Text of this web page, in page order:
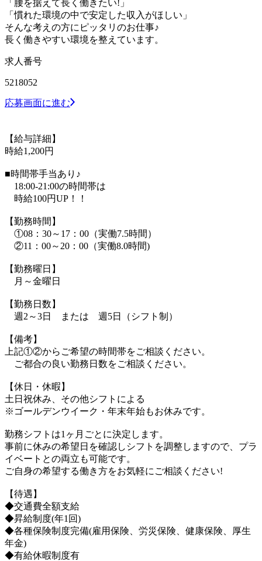
「腰を据えて長く働きたい!」
「慣れた環境の中で安定した収入がほしい」
そんな考えの方にピッタリのお仕事♪
長く働きやすい環境を整えています。
求人番号
5218052
応募画面に進む
【給与詳細】
時給1,200円
■時間帯手当あり♪
18:00-21:00の時間帯は
時給100円UP！！
【勤務時間】
①08：30～17：00（実働7.5時間）
②11：00～20：00（実働8.0時間)
【勤務曜日】
月～金曜日
【勤務日数】
週2～3日 または 週5日（シフト制）
【備考】
上記①②からご希望の時間帯をご相談ください。
ご都合の良い勤務日数をご相談ください。
【休日・休暇】
土日祝休み、その他シフトによる
※ゴールデンウイーク・年末年始もお休みです。
勤務シフトは1ヶ月ごとに決定します。
事前に休みの希望日を確認しシフトを調整しますので、プラ
イベートとの両立も可能です。
ご自身の希望する働き方をお気軽にご相談ください!
【待遇】
◆交通費全額支給
◆昇給制度(年1回)
◆各種保険制度完備(雇用保険、労災保険、健康保険、厚生
年金)
◆有給休暇制度有